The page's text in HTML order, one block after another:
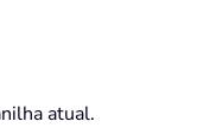
atual.